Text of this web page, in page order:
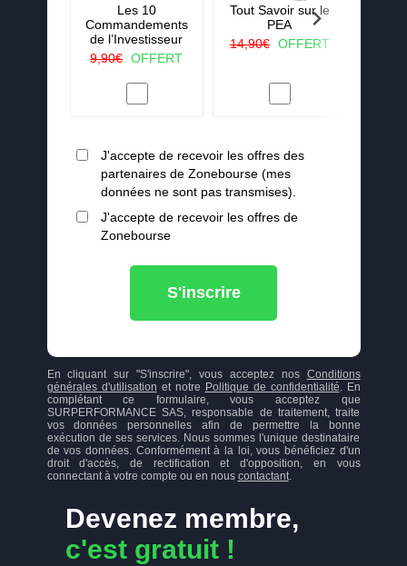
Devenez membre,
c'est gratuit !
Les 10
Commandements
de l’Investisseur
9,90€ OFFERT
Tout Savoir sur le
PEA
14,90€ OFFERT
J'accepte de recevoir les offres des
partenaires de Zonebourse (mes
données ne sont pas transmises).
J'accepte de recevoir les offres de
Zonebourse
S'inscrire
En cliquant sur "S'inscrire", vous acceptez nos Conditions
générales d'utilisation et notre Politique de confidentialité. En
complétant ce formulaire, vous acceptez que
SURPERFORMANCE SAS, responsable de traitement, traite
vos données personnelles afin de permettre la bonne
exécution de ses services. Nous sommes l'unique destinataire
de vos données. Conformément à la loi, vous bénéficiez d'un
droit d'accès, de rectification et d'opposition, en vous
connectant à votre compte ou en nous contactant.